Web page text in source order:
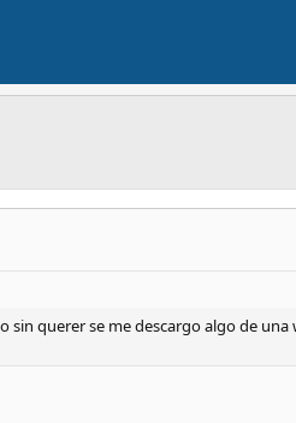
sin querer se me descargo algo de